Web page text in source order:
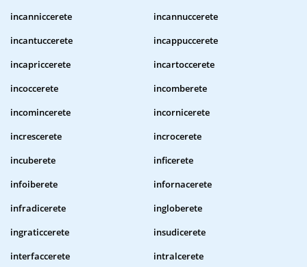
incanniccerete
incannuccerete
incantuccerete
incappuccerete
incapriccerete
incartoccerete
incoccerete
incomberete
incomincerete
incornicerete
increscerete
incrocerete
incuberete
inficerete
infoiberete
infornacerete
infradicerete
ingloberete
ingraticcerete
insudicerete
interfaccerete
intralcerete